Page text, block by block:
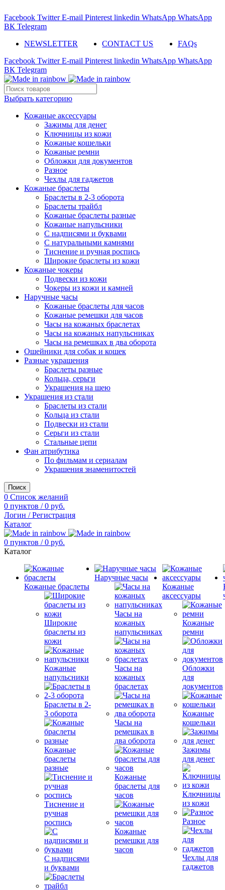
Facebook Twitter E-mail Pinterest linkedin WhatsApp WhatsApp
ВК Telegram
NEWSLETTER
CONTACT US
FAQs
Facebook Twitter E-mail Pinterest linkedin WhatsApp WhatsApp
ВК Telegram
Выбрать категорию
Кожаные аксессуары
Зажимы для денег
Ключницы из кожи
Кожаные кошельки
Кожаные ремни
Обложки для документов
Разное
Чехлы для гаджетов
Кожаные браслеты
Браслеты в 2-3 оборота
Браслеты трайбл
Кожаные браслеты разные
Кожаные напульсники
С надписями и буквами
С натуральными камнями
Тиснение и ручная роспись
Широкие браслеты из кожи
Кожаные чокеры
Подвески из кожи
Чокеры из кожи и камней
Наручные часы
Кожаные браслеты для часов
Кожаные ремешки для часов
Часы на кожаных браслетах
Часы на кожаных напульсниках
Часы на ремешках в два оборота
Ошейники для собак и кошек
Разные украшения
Браслеты разные
Кольца, серьги
Украшения на шею
Украшения из стали
Браслеты из стали
Кольца из стали
Подвески из стали
Серьги из стали
Стальные цепи
Фан атрибутика
По фильмам и сериалам
Украшения знаменитостей
Поиск
0 Список желаний
0 пунктов / 0 руб.
Логин / Регистрация
Каталог
0 пунктов / 0 руб.
Каталог
Кожаные браслеты
Широкие
браслеты из
кожи
Кожаные
напульсники
Браслеты в 2-
3 оборота
Кожаные
браслеты
разные
Тиснение и
ручная
роспись
С надписями
и буквами
Наручные часы
Часы на
кожаных
напульсниках
Часы на
кожаных
браслетах
Часы на
ремешках в
два оборота
Кожаные
браслеты для
часов
Кожаные
ремешки для
часов
Кожаные
аксессуары
Кожаные
ремни
Обложки
для
документов
Кожаные
кошельки
Зажимы
для денег
Ключницы
из кожи
Разное
Чехлы для
гаджетов